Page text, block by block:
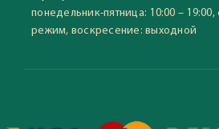
понедельник-пятница: 10:00 –
режим, воскресение: выходной